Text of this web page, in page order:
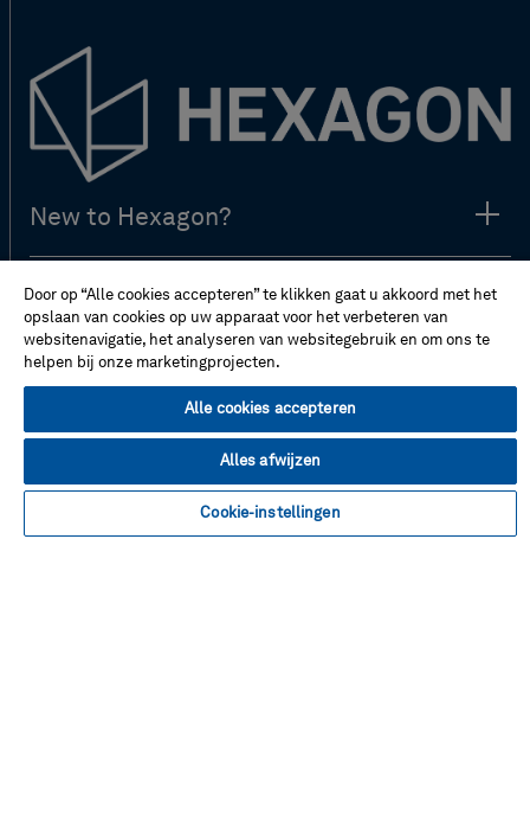
New to Hexagon?
Don't miss!
Adres
Facebook
Instagram
LinkedIn
Twitter
YouTube
Door op “Alle cookies accepteren” te klikken gaat u akkoord met het
opslaan van cookies op uw apparaat voor het verbeteren van
websitenavigatie, het analyseren van websitegebruik en om ons te
helpen bij onze marketingprojecten.
Alle cookies accepteren
Alles afwijzen
Cookie-instellingen